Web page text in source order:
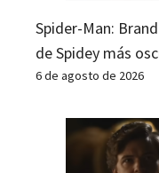
Spider-Man:
de Spidey más
6 de agosto de 2026